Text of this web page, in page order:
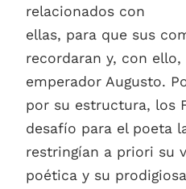
relacionados con
ellas, para que sus
recordaran y, con
emperador Augusto.
por su estructura, los
desafío para el poeta
restringían a priori su
poética y su